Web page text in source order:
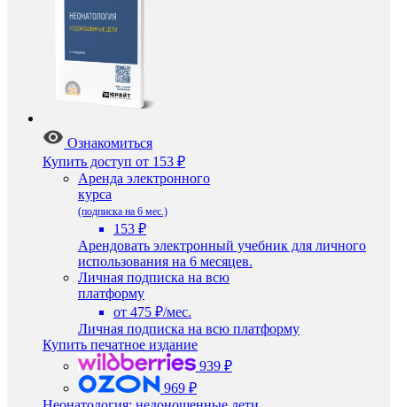
Ознакомиться
Купить доступ от 153 ₽
Аренда электронного
курса
(подписка на 6 мес.)
153 ₽
Арендовать электронный учебник для личного
использования на 6 месяцев.
Личная подписка на всю
платформу
от 475 ₽/мес.
Личная подписка на всю платформу
Купить печатное издание
939 ₽
969 ₽